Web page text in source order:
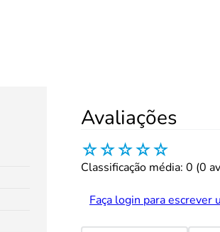
Avaliações
☆☆☆☆☆
Classificação média: 0 (0
Faça login para escrever